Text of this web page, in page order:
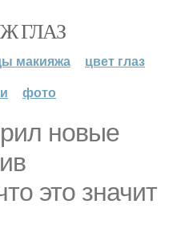
ГЛАЗ
макияжа
цвет глаз
фото
новые
это значит